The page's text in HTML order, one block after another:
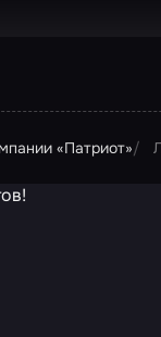
«Патриот»